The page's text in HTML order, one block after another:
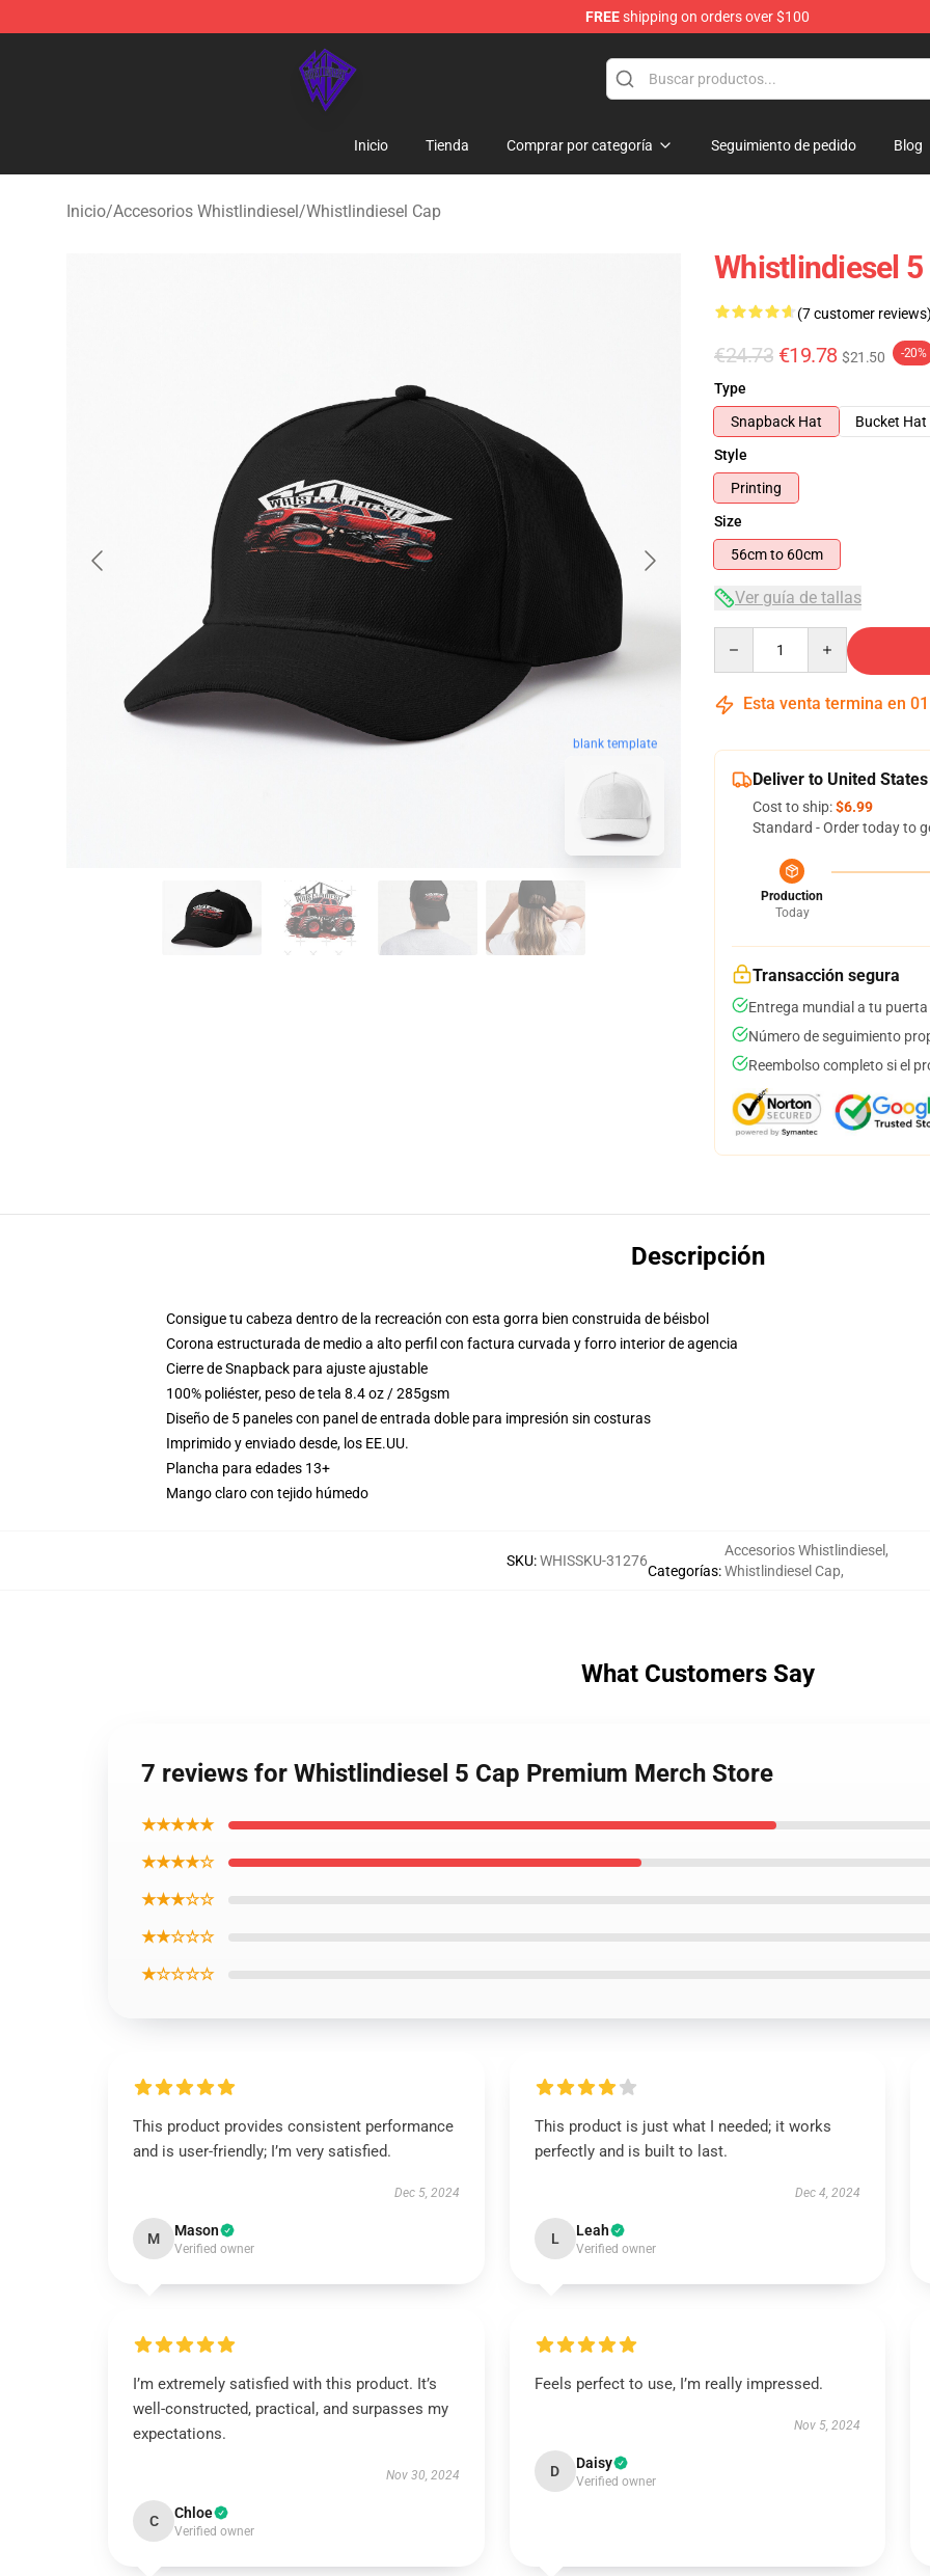
FREEshipping on orders over $100
WhistlinDiesel Shop - Official WhistlinDiesel Merchandise Store
Inicio Tienda Comprar por categoría Seguimiento de pedido Blog
Inicio/Accesorios Whistlindiesel/Whistlindiesel Cap
blank template
Whistlindiesel
(7 customer
€24.73 €19.78 $21.50 -20%
Type
Snapback Hat
Bucket Hat
Style
Printing
Size
56cm to 60cm
Ver guía de tallas
Esta venta termina en 01
Deliver to United States
Cost to ship:$6.99
Standard - Order today to
Production
Today
Transacción segura
Entrega mundial a tu puerta
Número de seguimiento
Reembolso completo si el
Descripción
Consigue tu cabeza dentro de la recreación con esta gorra bien construida de béisbol
Corona estructurada de medio a alto perfil con factura curvada y forro interior de agencia
Cierre de Snapback para ajuste ajustable
100% poliéster, peso de tela 8.4 oz / 285gsm
Diseño de 5 paneles con panel de entrada doble para impresión sin costuras
Imprimido y enviado desde, los EE.UU.
Plancha para edades 13+
Mango claro con tejido húmedo
SKU:WHISSKU-31276
Categorías:
Accesorios Whistlindiesel ,
Whistlindiesel Cap,
What Customers Say
7 reviews for Whistlindiesel 5 Cap Premium Merch Store
★★★★★
★★★★☆
★★★☆☆
★★☆☆☆
★☆☆☆☆
This product provides consistent performance
and is user-friendly; I’m very satisfied.
Dec 5, 2024
M Mason
Verified owner
This product is just what I needed; it works
perfectly and is built to last.
Dec 4, 2024
L Leah
Verified owner
I’m extremely satisfied with this product. It’s
well-constructed, practical, and surpasses my
expectations.
Nov 30, 2024
C Chloe
Verified owner
Feels perfect to use, I’m really impressed.
Nov 5, 2024
D Daisy
Verified owner